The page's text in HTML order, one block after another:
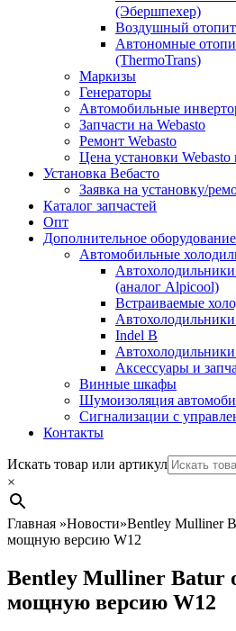
(Эбершпехер)
Воздушный
Автономные
(ThermoTrans)
Маркизы
Генераторы
Автомобильные
Запчасти на Webasto
Ремонт Webasto
Цена установки
Установка Вебасто
Заявка на установку/
Каталог запчастей
Опт
Дополнительное оборудование
Автомобильные
(аналог Alpicool)
Встраиваемые
Indel B
Аксессуары и
Винные шкафы
Шумоизоляция
Сигнализации с
Контакты
Search
Искать товар или артикул
×
Главная »Новости»Bentley Mulliner
мощную версию W12
Bentley Mulliner Batur
мощную версию W12